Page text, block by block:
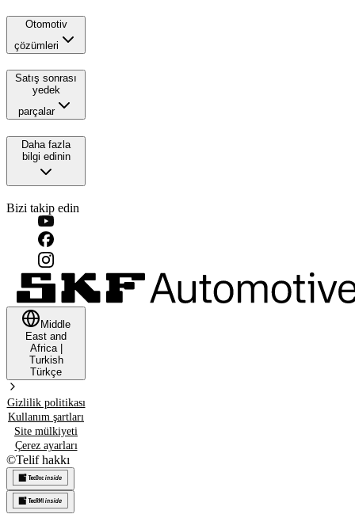
Otomotiv
çözümleri
Satış sonrası
yedek
parçalar
Daha fazla
bilgi edinin
Bizi takip edin
Middle
East and
Africa|
Turkish
Türkçe
Gizlilik politikası
Kullanım şartları
Site mülkiyeti
Çerez ayarları
©Telif hakkı